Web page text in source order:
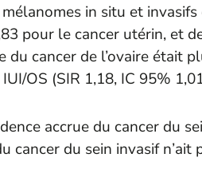
in situ et
pour le cancer utérin, et
du cancer de l’ovaire était
OS (SIR 1,18, IC 95%
accrue du cancer du
cancer du sein invasif n’ait